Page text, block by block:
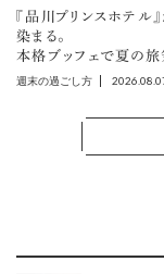
『品川プリンスホテル
染まる。
本格ブッフェで夏の旅
週末の過ごし方